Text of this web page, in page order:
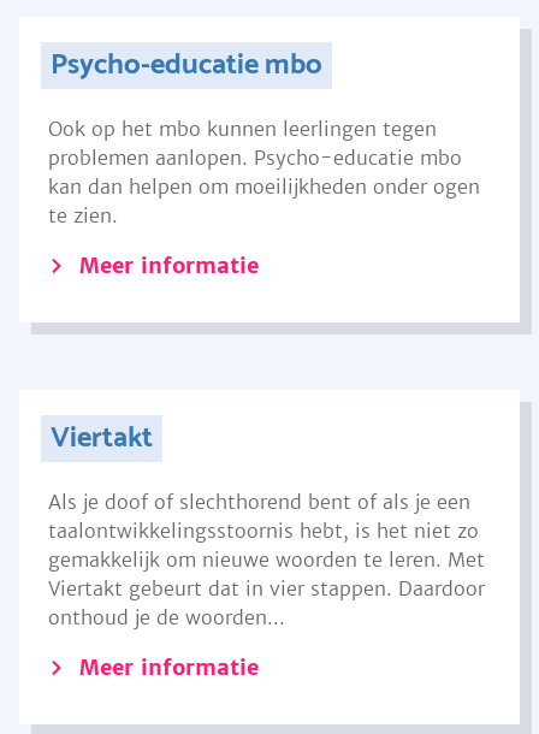
Psycho-educatie mbo
Ook op het mbo kunnen leerlingen tegen
problemen aanlopen. Psycho-educatie mbo
kan dan helpen om moeilijkheden onder ogen
te zien.
Meer informatie
Viertakt
Als je doof of slechthorend bent of als je een
taalontwikkelingsstoornis hebt, is het niet zo
gemakkelijk om nieuwe woorden te leren. Met
Viertakt gebeurt dat in vier stappen. Daardoor
onthoud je de woorden...
Meer informatie